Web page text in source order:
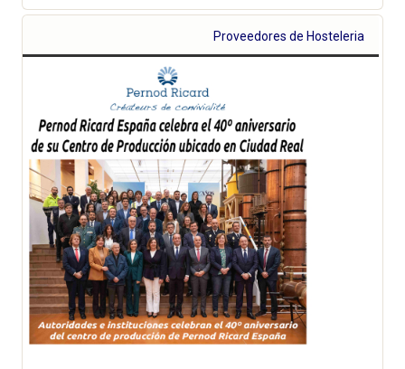
Proveedores de Hosteleria